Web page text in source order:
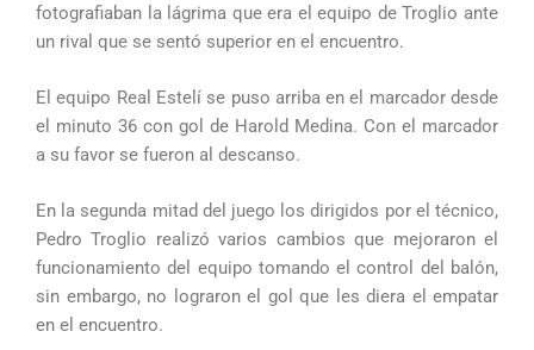
fotografiaban la lágrima que era el equipo de Troglio ante
un rival que se sentó superior en el encuentro.
El equipo Real Estelí se puso arriba en el marcador desde
el minuto 36 con gol de Harold Medina. Con el marcador
a su favor se fueron al descanso.
En la segunda mitad del juego los dirigidos por el técnico,
Pedro Troglio realizó varios cambios que mejoraron el
funcionamiento del equipo tomando el control del balón,
sin embargo, no lograron el gol que les diera el empatar
en el encuentro.